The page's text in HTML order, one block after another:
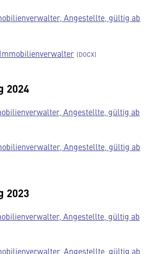
Angestellte, gültig ab
2024
Angestellte, gültig ab
Angestellte, gültig ab
2023
Angestellte, gültig ab
Angestellte, gültig ab